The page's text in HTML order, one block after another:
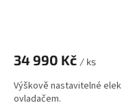
34 990 Kč / ks
Výškově nastavitelné
ovladačem.